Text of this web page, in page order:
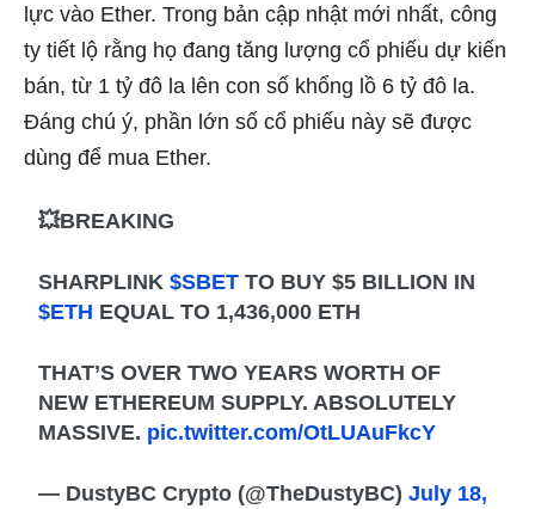
lực vào Ether. Trong bản cập nhật mới nhất, công
ty tiết lộ rằng họ đang tăng lượng cổ phiếu dự kiến
bán, từ 1 tỷ đô la lên con số khổng lồ 6 tỷ đô la.
Đáng chú ý, phần lớn số cổ phiếu này sẽ được
dùng để mua Ether.
💥BREAKING
SHARPLINK$SBET TO BUY $5 BILLION IN
$ETH EQUAL TO 1,436,000 ETH
THAT’S OVER TWO YEARS WORTH OF
NEW ETHEREUM SUPPLY. ABSOLUTELY
MASSIVE. pic.twitter.com/OtLUAuFkcY
— DustyBC Crypto (@TheDustyBC)July 18,